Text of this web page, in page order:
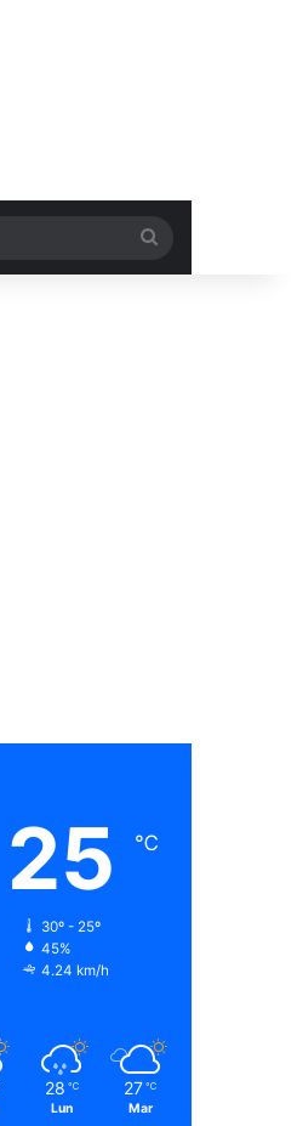
por
25 ℃
30º - 25º
45%
4.24 km/h
28 ℃
Lun
27 ℃
Mar